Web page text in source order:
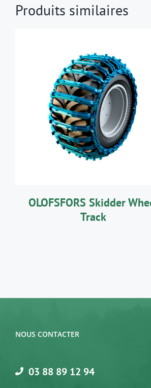
Produits similaires
DÉTAILS
OLOFSFORS Skidder
Track
NOUS CONTACTER
03 88 89 12 94